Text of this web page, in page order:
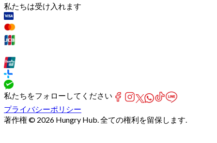
私たちは受け入れます
私たちをフォローしてください
プライバシーポリシー
著作権 © 2026 Hungry Hub. 全ての権利を留保します.